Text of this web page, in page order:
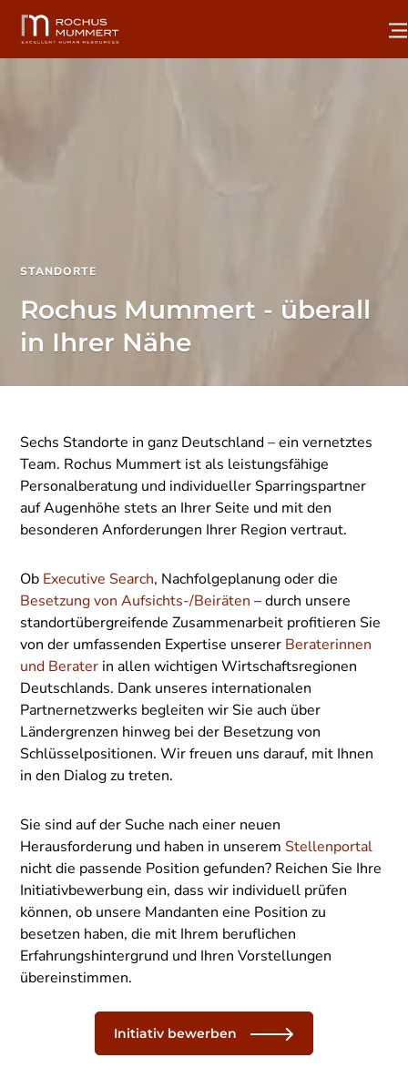
STANDORTE
Rochus Mummert - überall
in Ihrer Nähe
Sechs Standorte in ganz Deutschland – ein vernetztes
Team. Rochus Mummert ist als leistungsfähige
Personalberatung und individueller Sparringspartner
auf Augenhöhe stets an Ihrer Seite und mit den
besonderen Anforderungen Ihrer Region vertraut.
Ob Executive Search, Nachfolgeplanung oder die
Besetzung von Aufsichts-/Beiräten – durch unsere
standortübergreifende Zusammenarbeit profitieren Sie
von der umfassenden Expertise unserer Beraterinnen
und Beraterin allen wichtigen Wirtschaftsregionen
Deutschlands. Dank unseres internationalen
Partnernetzwerks begleiten wir Sie auch über
Ländergrenzen hinweg bei der Besetzung von
Schlüsselpositionen. Wir freuen uns darauf, mit Ihnen
in den Dialog zu treten.
Sie sind auf der Suche nach einer neuen
Herausforderung und haben in unserem Stellenportal
nicht die passende Position gefunden? Reichen Sie Ihre
Initiativbewerbung ein, dass wir individuell prüfen
können, ob unsere Mandanten eine Position zu
besetzen haben, die mit Ihrem beruflichen
Erfahrungshintergrund und Ihren Vorstellungen
übereinstimmen.
Initiativ bewerben